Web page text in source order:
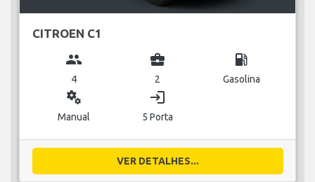
CITROEN C1
group
4
business_center
2
local_gas_station
Gasolina
miscellaneous_services
Manual
login
5 Porta
VER DETALHES...